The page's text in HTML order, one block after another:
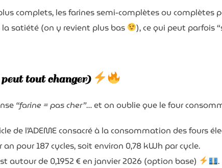
complets, les farines semi-complètes ou complètes
satiété (on y revient plus bas
), ce qui peut parfois
tout changer)
“farine = pas cher”… et on oublie que le four
de l’ADEME consacré à la consommation des fours
pour 187 cycles, soit environ 0,78 kWh par cycle.
autour de 0,1952 € en janvier 2026 (option base)
.